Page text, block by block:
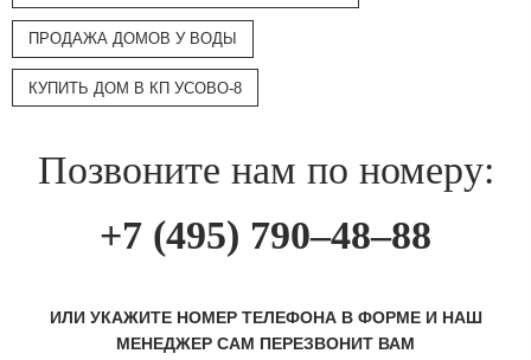
ПРОДАЖА ДОМОВ У ВОДЫ
КУПИТЬ ДОМ В КП УСОВО-8
Позвоните нам по номеру:
+7 (495) 790–48–88
ИЛИ УКАЖИТЕ НОМЕР ТЕЛЕФОНА В ФОРМЕ И НАШ
МЕНЕДЖЕР САМ ПЕРЕЗВОНИТ ВАМ